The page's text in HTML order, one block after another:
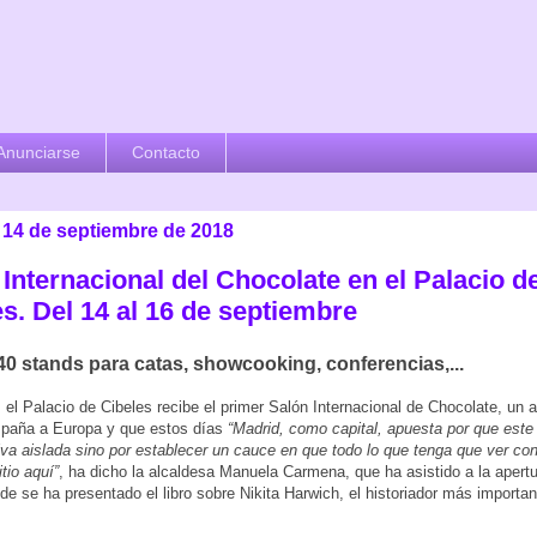
Contacto
de septiembre de 2018
del Chocolate en el Palacio
Del 14 al 16 de septiembre
stands para catas, showcooking, conferencias,...
Palacio de Cibeles recibe el primer Salón Internacional de Chocolate, un
a Europa y que estos días “Madrid, como capital, apuesta por que
aislada sino por establecer un cauce en que todo lo que tenga que ver
aquí”, ha dicho la alcaldesa Manuela Carmena, que ha asistido a la
se ha presentado el libro sobre Nikita Harwich, el historiador más